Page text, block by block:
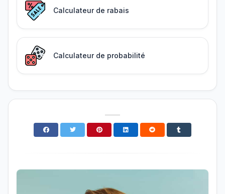
Calculateur de rabais
Calculateur de probabilité